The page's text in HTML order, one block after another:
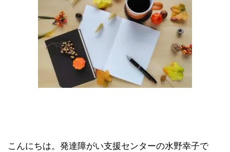
こんにちは。発達障がい支援センターの水野幸子で